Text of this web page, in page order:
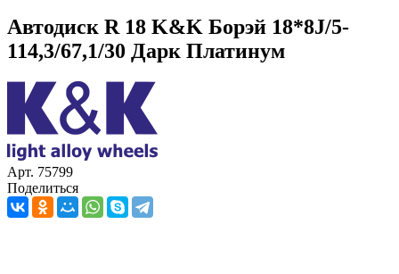
Автодиск R 18 K&K Борэй 18*8J/5-
114,3/67,1/30 Дарк Платинум
Арт. 75799
Поделиться